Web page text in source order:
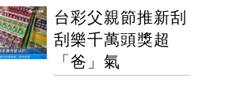
台彩父親節推新刮
刮樂千萬頭獎超
「爸」氣